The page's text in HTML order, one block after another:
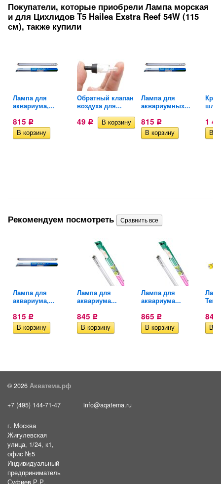
Покупатели, которые приобрели Лампа морская
и для Цихлидов T5 Hailea Exstra Reef 54W (115
см), также купили
Лампа для
аквариума,...
815 Р
Обратный клапан
воздуха для...
49 Р
Лампа для
аквариумных...
815 Р 1
Рекомендуем посмотреть
Лампа для
аквариума,...
815 Р
Лампа для
аквариума...
845 Р
Лампа для
аквариума...
865 Р 843
© 2026 Акватема.рф
+7 (495) 144-71-47 info@aqatema.ru
г. Москва
Жигулевская
улица, 1/24, к1,
офис №5
Индивидуальный
предприниматель
Суфиев Р.Р.